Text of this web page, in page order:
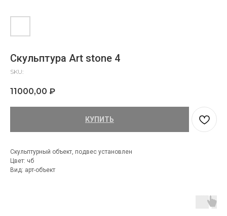
Скульптура Art stone 4
SKU:
11000,00 ₽
КУПИТЬ
Скульптурный объект, подвес установлен
Цвет: чб
Вид: арт-объект